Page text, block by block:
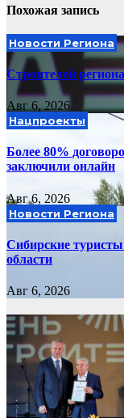
Похожая запись
Новости Региона
Строителей
Авг 6, 2026
Нацпроекты
Более 80%
заключили онлайн
Авг 6, 2026
Новости Региона
Сибирские туристы
области
Авг 6, 2026